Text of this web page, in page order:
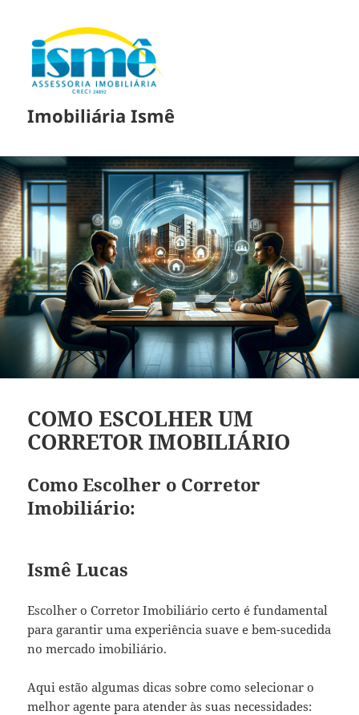
Imobiliária Ismê
COMO ESCOLHER UM
CORRETOR IMOBILIÁRIO
Como Escolher o Corretor
Imobiliário:
Ismê Lucas
Escolher o Corretor Imobiliário certo é fundamental
para garantir uma experiência suave e bem-sucedida
no mercado imobiliário.
Aqui estão algumas dicas sobre como selecionar o
melhor agente para atender às suas necessidades: